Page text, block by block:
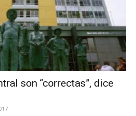
son “correctas”, dice